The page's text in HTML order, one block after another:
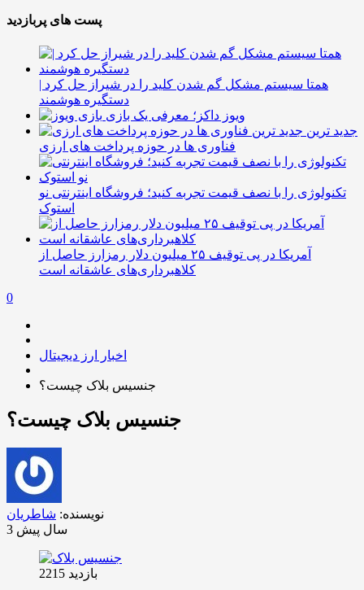
پست های پربازدید
همتا سیستم مشکل گم شدن کلید را در شیراز حل کرد |
دستگیره هوشمند
ویوز داکز؛ معرفی یک بازی
جدید ترین
فناوری ها در حوزه پرداخت های ارزی
تکنولوژی را با نصف قیمت تجربه کنید؛ فروشگاه اینترنتی نو
استوک
آمریکا در پی توقیف ۲۵ میلیون دلار رمزارز حاصل از
کلاهبرداری‌های عاشقانه است
0
اخبار ارز دیجیتال
جنسیس بلاک چیست؟
جنسیس بلاک چیست؟
نویسنده: شاطریان
3 سال پیش
بازدید 2215